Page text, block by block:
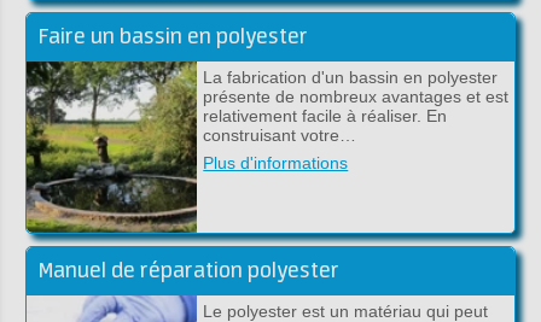
Faire un bassin en polyester
La fabrication d'un bassin en polyester
présente de nombreux avantages et est
relativement facile à réaliser. En
construisant votre…
Plus d'informations
Manuel de réparation polyester
Le polyester est un matériau qui peut